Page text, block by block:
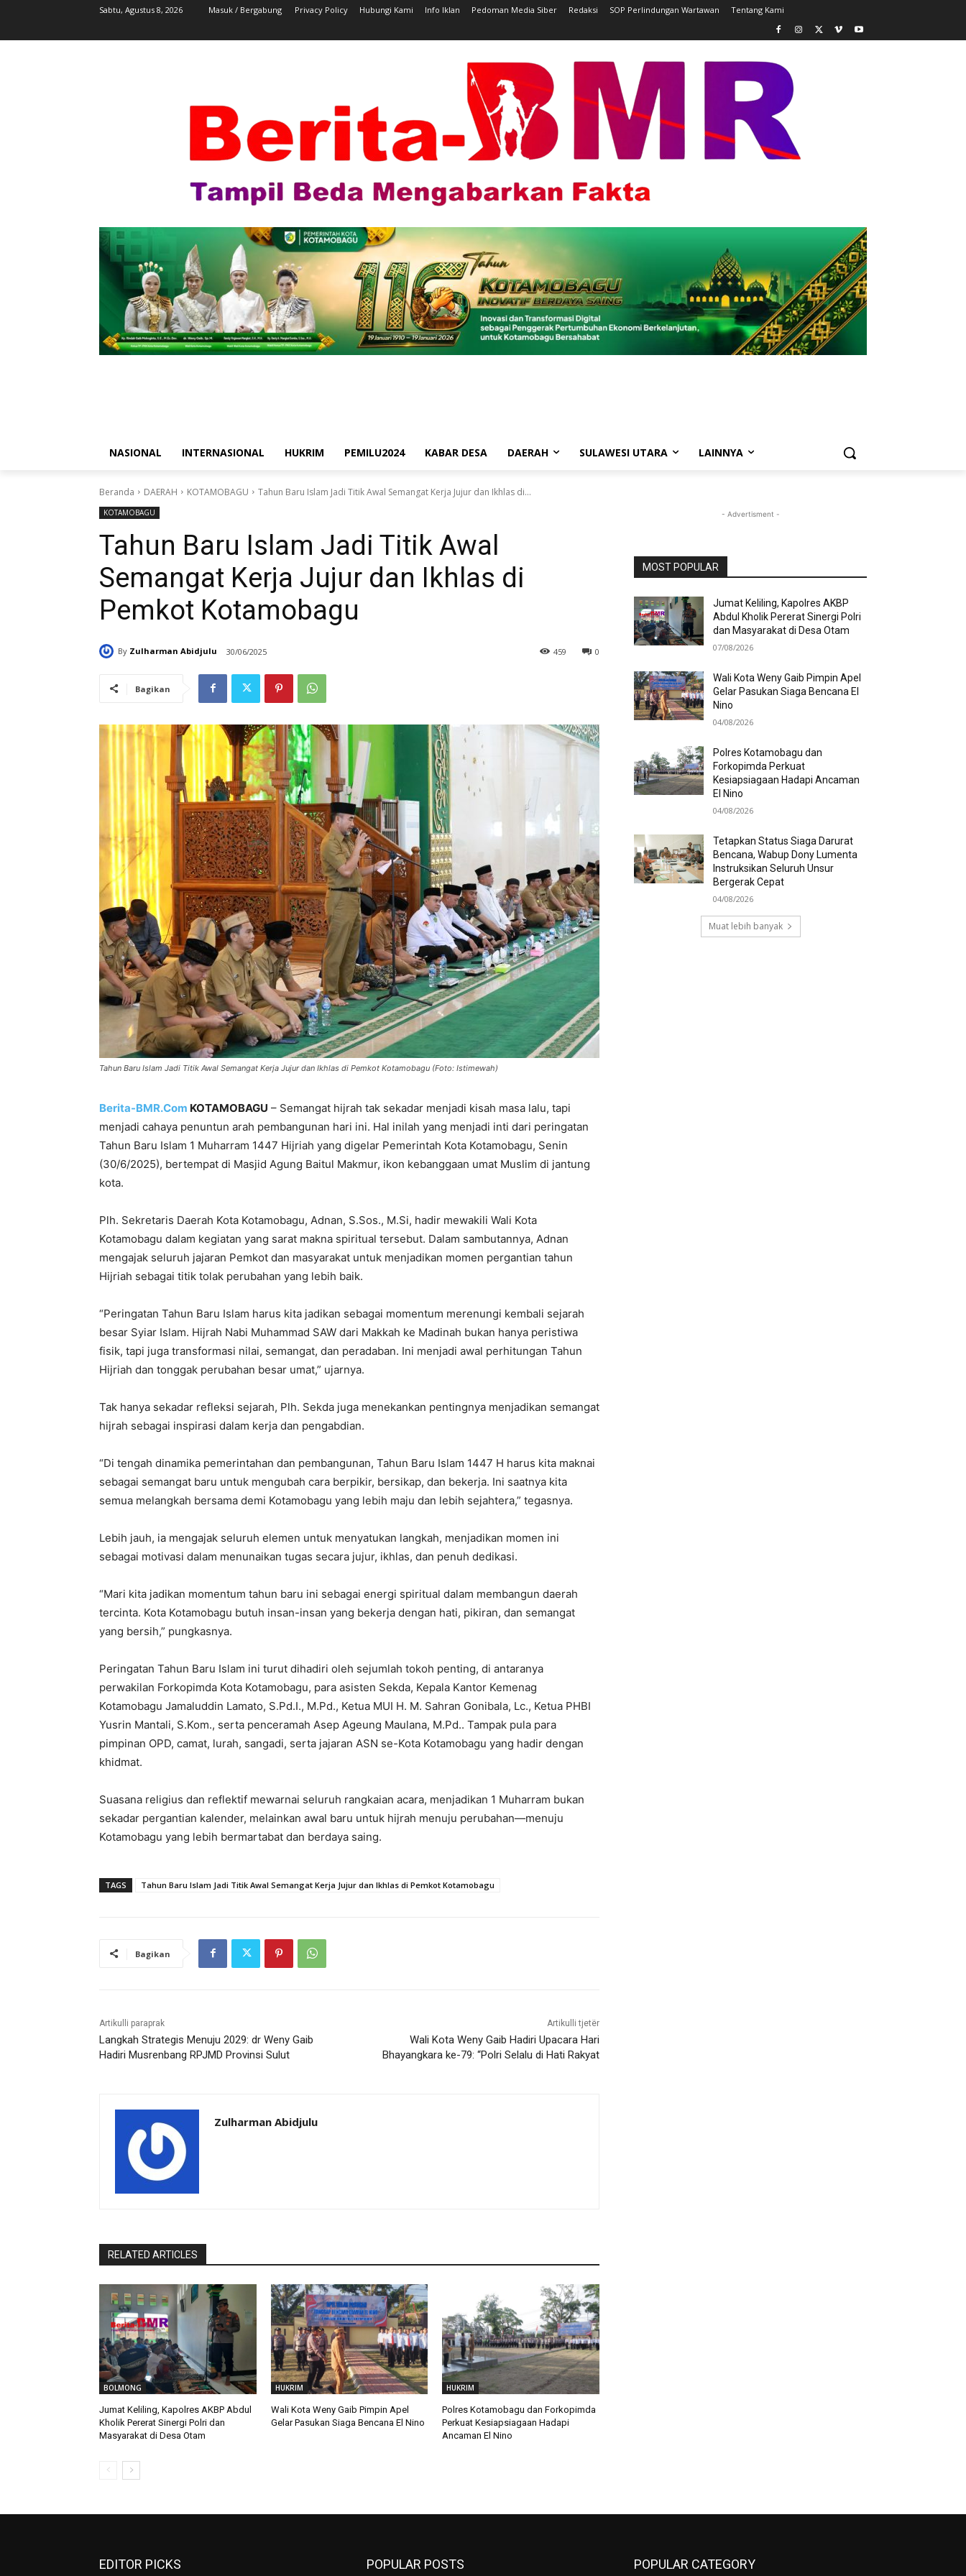
Sabtu, Agustus 8, 2026 Masuk / Bergabung Privacy Policy Hubungi Kami Info Iklan Pedoman Media Siber Redaksi SOP Perlindungan Wartawan Tentang Kami
NASIONAL INTERNASIONAL HUKRIM PEMILU2024 KABAR DESA DAERAH SULAWESI UTARA LAINNYA
Beranda DAERAH KOTAMOBAGU Tahun Baru Islam Jadi Titik Awal Semangat Kerja Jujur dan Ikhlas di...
KOTAMOBAGU
Tahun Baru Islam Jadi Titik Awal
Semangat Kerja Jujur dan Ikhlas di
Pemkot Kotamobagu
By Zulharman Abidjulu 30/06/2025 0
459
Bagikan
Tahun Baru Islam Jadi Titik Awal Semangat Kerja Jujur dan Ikhlas di Pemkot Kotamobagu (Foto: Istimewah)
Berita-BMR.Com KOTAMOBAGU – Semangat hijrah tak sekadar menjadi kisah masa lalu, tapi
menjadi cahaya penuntun arah pembangunan hari ini. Hal inilah yang menjadi inti dari peringatan
Tahun Baru Islam 1 Muharram 1447 Hijriah yang digelar Pemerintah Kota Kotamobagu, Senin
(30/6/2025), bertempat di Masjid Agung Baitul Makmur, ikon kebanggaan umat Muslim di jantung
kota.
Plh. Sekretaris Daerah Kota Kotamobagu, Adnan, S.Sos., M.Si, hadir mewakili Wali Kota
Kotamobagu dalam kegiatan yang sarat makna spiritual tersebut. Dalam sambutannya, Adnan
mengajak seluruh jajaran Pemkot dan masyarakat untuk menjadikan momen pergantian tahun
Hijriah sebagai titik tolak perubahan yang lebih baik.
“Peringatan Tahun Baru Islam harus kita jadikan sebagai momentum merenungi kembali sejarah
besar Syiar Islam. Hijrah Nabi Muhammad SAW dari Makkah ke Madinah bukan hanya peristiwa
fisik, tapi juga transformasi nilai, semangat, dan peradaban. Ini menjadi awal perhitungan Tahun
Hijriah dan tonggak perubahan besar umat,” ujarnya.
Tak hanya sekadar refleksi sejarah, Plh. Sekda juga menekankan pentingnya menjadikan semangat
hijrah sebagai inspirasi dalam kerja dan pengabdian.
“Di tengah dinamika pemerintahan dan pembangunan, Tahun Baru Islam 1447 H harus kita maknai
sebagai semangat baru untuk mengubah cara berpikir, bersikap, dan bekerja. Ini saatnya kita
semua melangkah bersama demi Kotamobagu yang lebih maju dan lebih sejahtera,” tegasnya.
Lebih jauh, ia mengajak seluruh elemen untuk menyatukan langkah, menjadikan momen ini
sebagai motivasi dalam menunaikan tugas secara jujur, ikhlas, dan penuh dedikasi.
“Mari kita jadikan momentum tahun baru ini sebagai energi spiritual dalam membangun daerah
tercinta. Kota Kotamobagu butuh insan-insan yang bekerja dengan hati, pikiran, dan semangat
yang bersih,” pungkasnya.
Peringatan Tahun Baru Islam ini turut dihadiri oleh sejumlah tokoh penting, di antaranya
perwakilan Forkopimda Kota Kotamobagu, para asisten Sekda, Kepala Kantor Kemenag
Kotamobagu Jamaluddin Lamato, S.Pd.I., M.Pd., Ketua MUI H. M. Sahran Gonibala, Lc., Ketua PHBI
Yusrin Mantali, S.Kom., serta penceramah Asep Ageung Maulana, M.Pd.. Tampak pula para
pimpinan OPD, camat, lurah, sangadi, serta jajaran ASN se-Kota Kotamobagu yang hadir dengan
khidmat.
Suasana religius dan reflektif mewarnai seluruh rangkaian acara, menjadikan 1 Muharram bukan
sekadar pergantian kalender, melainkan awal baru untuk hijrah menuju perubahan—menuju
Kotamobagu yang lebih bermartabat dan berdaya saing.
TAGS Tahun Baru Islam Jadi Titik Awal Semangat Kerja Jujur dan Ikhlas di Pemkot Kotamobagu
Bagikan
Artikulli paraprak
Langkah Strategis Menuju 2029: dr Weny Gaib
Hadiri Musrenbang RPJMD Provinsi Sulut
Artikulli tjetër
Wali Kota Weny Gaib Hadiri Upacara Hari
Bhayangkara ke-79: “Polri Selalu di Hati Rakyat
Zulharman Abidjulu
RELATED ARTICLES
BOLMONG
Jumat Keliling, Kapolres AKBP Abdul
Kholik Pererat Sinergi Polri dan
Masyarakat di Desa Otam
HUKRIM
Wali Kota Weny Gaib Pimpin Apel
Gelar Pasukan Siaga Bencana El Nino
HUKRIM
Polres Kotamobagu dan Forkopimda
Perkuat Kesiapsiagaan Hadapi
Ancaman El Nino
- Advertisment -
MOST POPULAR
Jumat Keliling, Kapolres AKBP
Abdul Kholik Pererat Sinergi Polri
dan Masyarakat di Desa Otam
07/08/2026
Wali Kota Weny Gaib Pimpin Apel
Gelar Pasukan Siaga Bencana El
Nino
04/08/2026
Polres Kotamobagu dan
Forkopimda Perkuat
Kesiapsiagaan Hadapi Ancaman
El Nino
04/08/2026
Tetapkan Status Siaga Darurat
Bencana, Wabup Dony Lumenta
Instruksikan Seluruh Unsur
Bergerak Cepat
04/08/2026
Muat lebih banyak
EDITOR PICKS POPULAR POSTS POPULAR CATEGORY